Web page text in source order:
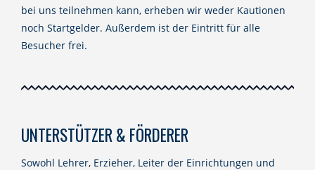
bei uns teilnehmen kann, erheben wir weder Kautionen
noch Startgelder. Außerdem ist der Eintritt für alle
Besucher frei.
UNTERSTÜTZER & FÖRDERER
Sowohl Lehrer, Erzieher, Leiter der Einrichtungen und